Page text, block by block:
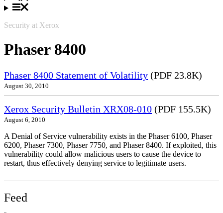
Security at Xerox
Phaser 8400
Phaser 8400 Statement of Volatility (PDF 23.8K)
August 30, 2010
Xerox Security Bulletin XRX08-010 (PDF 155.5K)
August 6, 2010
A Denial of Service vulnerability exists in the Phaser 6100, Phaser
6200, Phaser 7300, Phaser 7750, and Phaser 8400. If exploited, this
vulnerability could allow malicious users to cause the device to
restart, thus effectively denying service to legitimate users.
Feed